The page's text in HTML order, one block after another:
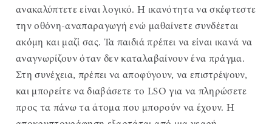
ανακαλύπτετε είναι λογικό. Η ικανότητα να σκέφτεστε
την οθόνη-αναπαραγωγή ενώ μαθαίνετε συνδέεται
ακόμη και μαζί σας. Τα παιδιά πρέπει να είναι ικανά να
αναγνωρίζουν όταν δεν καταλαβαίνουν ένα πράγμα.
Στη συνέχεια, πρέπει να αποφύγουν, να επιστρέψουν,
και μπορείτε να διαβάσετε το LSO για να πληρώσετε
προς τα πάνω τα άτομα που μπορούν να έχουν. Η